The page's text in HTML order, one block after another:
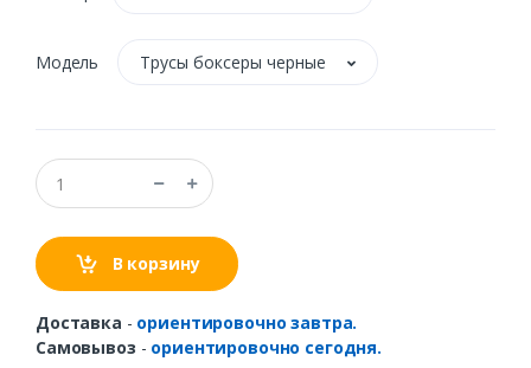
Модель Трусы боксеры черные
В корзину
Доставка - ориентировочно завтра.
Самовывоз - ориентировочно сегодня.